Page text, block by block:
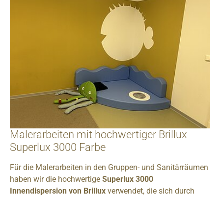
Malerarbeiten mit hochwertiger Brillux
Superlux 3000 Farbe
Für die Malerarbeiten in den Gruppen- und Sanitärräumen
haben wir die hochwertige Superlux 3000
Innendispersion von Brillux verwendet, die sich durch